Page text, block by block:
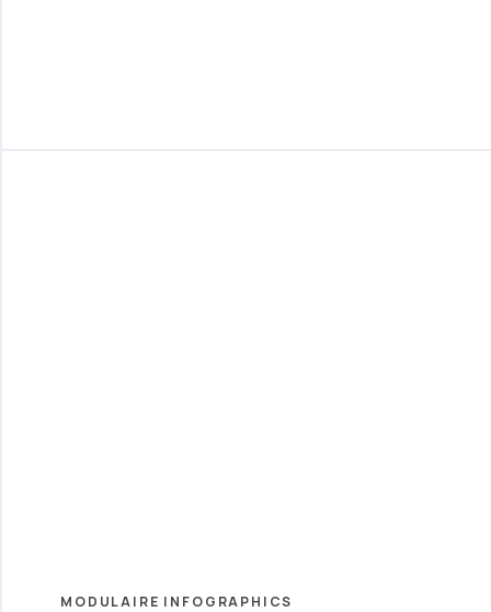
MODULAIRE INFOGRAPHICS